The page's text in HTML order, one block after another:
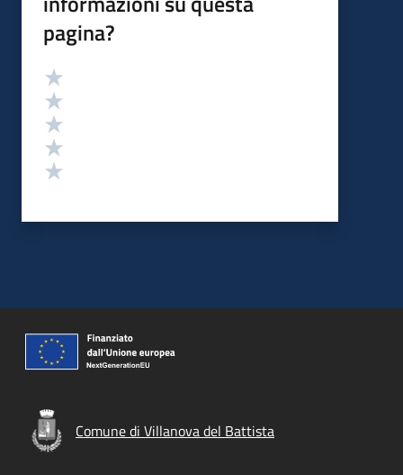
pagina?
Valutazione
Comune di Villanova del Battista